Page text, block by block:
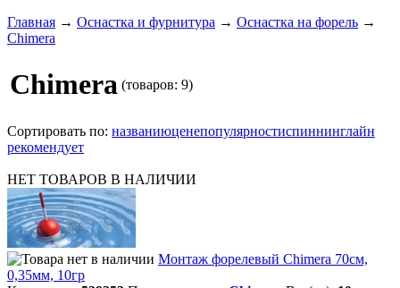
Главная → Оснастка и фурнитура → Оснастка на форель →
Chimera
Chimera (товаров: 9)
Сортировать по: названиюценепопулярностиспиннинглайн
рекомендует
НЕТ ТОВАРОВ В НАЛИЧИИ
Монтаж форелевый Chimera 70см,
0,35мм, 10гр